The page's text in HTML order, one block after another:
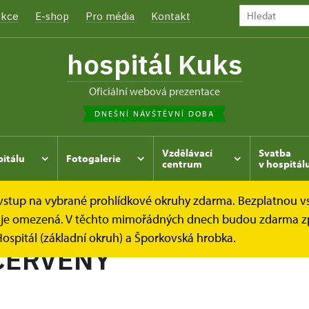
E-shop Pro média Kontakt
hospitál Kuks
oficiální webová prezentace
DNEŠNÍ NÁVŠTĚVNÍ DOBA
Fotogalerie
Vzdělávací
centrum
Svatba
v
na vybrané prohlídkové okruhy zdarma. Bezplatnou
omezená. V těchto mimořádných dnech budou zdarma
(základní okruh) a Šporkovská hrobka.
Kukský herbář - aneb co u nás roste... RYBÍZ